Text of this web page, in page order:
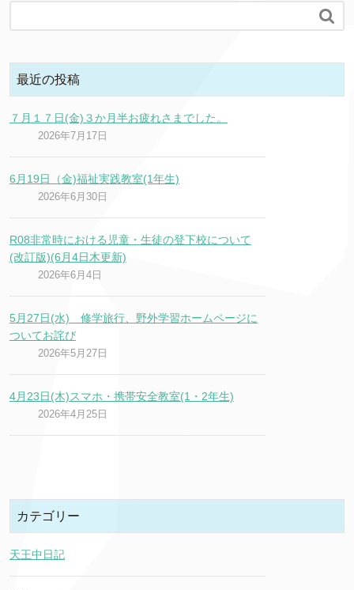

最近の投稿
７月１７日(金)３か月半お疲れさまでした。
2026年7月17日
6月19日（金)福祉実践教室(1年生)
2026年6月30日
R08非常時における児童・生徒の登下校について
(改訂版)(6月4日木更新)
2026年6月4日
5月27日(水) 修学旅行、野外学習ホームページに
ついてお詫び
2026年5月27日
4月23日(木)スマホ・携帯安全教室(1・2年生)
2026年4月25日
カテゴリー
天王中日記